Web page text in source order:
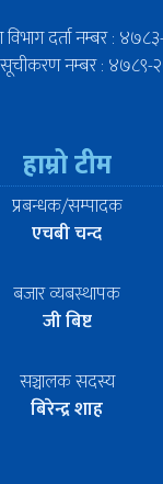
विभाग दर्ता नम्बर :
सूचीकरण नम्बर : ४७८९-
हाम्रो टीम
प्रबन्धक/सम्पादक
एचबी चन्द
बजार व्यबस्थापक
जी बिष्ट
सञ्चालक सदस्य
बिरेन्द्र शाह